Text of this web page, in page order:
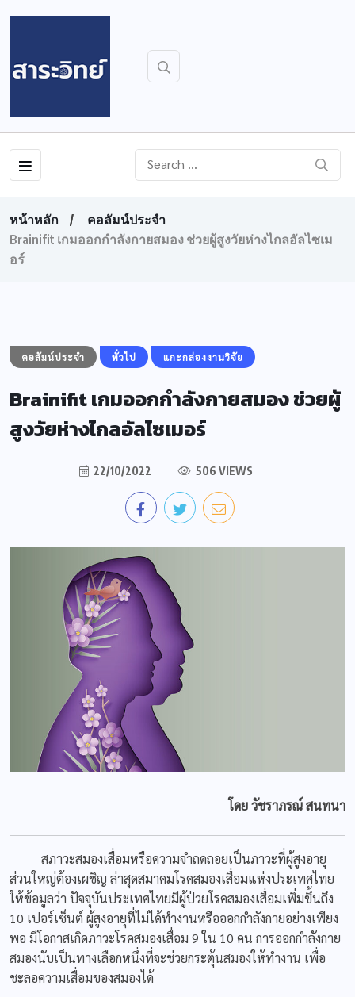
หน้าหลัก
คอลัมน์ประจำ
Brainifit เกมออกกำลังกายสมอง ช่วยผู้สูงวัยห่างไกลอัลไซเม
อร์
คอลัมน์ประจำ ทั่วไป แกะกล่องงานวิจัย
Brainifit เกมออกกำลังกายสมอง ช่วยผู้
สูงวัยห่างไกลอัลไซเมอร์
22/10/2022 506 VIEWS
โดย วัชราภรณ์ สนทนา
สภาวะสมองเสื่อมหรือความจำถดถอยเป็นภาวะที่ผู้สูงอายุ
ส่วนใหญ่ต้องเผชิญ ล่าสุดสมาคมโรคสมองเสื่อมแห่งประเทศไทย
ให้ข้อมูลว่า ปัจจุบันประเทศไทยมีผู้ป่วยโรคสมองเสื่อมเพิ่มขึ้นถึง
10 เปอร์เซ็นต์ ผู้สูงอายุที่ไม่ได้ทำงานหรือออกกำลังกายอย่างเพียง
พอ มีโอกาสเกิดภาวะโรคสมองเสื่อม 9 ใน 10 คน การออกกำลังกาย
สมองนับเป็นทางเลือกหนึ่งที่จะช่วยกระตุ้นสมองให้ทำงาน เพื่อ
ชะลอความเสื่อมของสมองได้